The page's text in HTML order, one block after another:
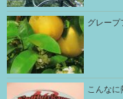
グレープ
こんなに